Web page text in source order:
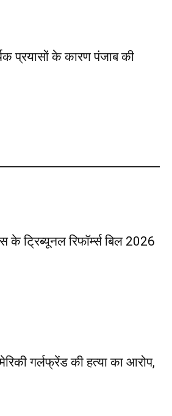
प्रयासों के कारण पंजाब की
के ट्रिब्यूनल रिफॉर्म्स बिल 2026
गर्लफ्रेंड की हत्या का आरोप,